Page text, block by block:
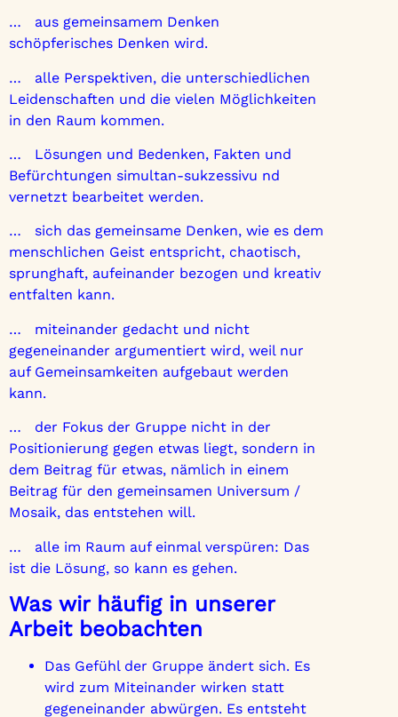
… aus gemeinsamem Denken
schöpferisches Denken wird.
… alle Perspektiven, die unterschiedlichen
Leidenschaften und die vielen Möglichkeiten
in den Raum kommen.
… Lösungen und Bedenken, Fakten und
Befürchtungen simultan-sukzessivu nd
vernetzt bearbeitet werden.
… sich das gemeinsame Denken, wie es dem
menschlichen Geist entspricht, chaotisch,
sprunghaft, aufeinander bezogen und kreativ
entfalten kann.
… miteinander gedacht und nicht
gegeneinander argumentiert wird, weil nur
auf Gemeinsamkeiten aufgebaut werden
kann.
… der Fokus der Gruppe nicht in der
Positionierung gegen etwas liegt, sondern in
dem Beitrag für etwas, nämlich in einem
Beitrag für den gemeinsamen Universum /
Mosaik, das entstehen will.
… alle im Raum auf einmal verspüren: Das
ist die Lösung, so kann es gehen.
Was wir häufig in unserer
Arbeit beobachten
Das Gefühl der Gruppe ändert sich. Es
wird zum Miteinander wirken statt
gegeneinander abwürgen. Es entsteht